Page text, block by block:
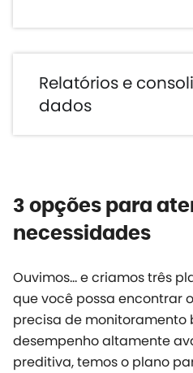
Relatórios e
dados
3 opções para
necessidades
Ouvimos… e criamos três
que você possa encontrar
precisa de monitoramento
desempenho altamente
preditiva, temos o plano